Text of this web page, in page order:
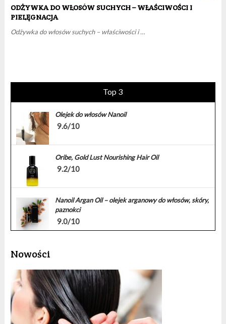
ODŻYWKA DO WŁOSÓW SUCHYCH – WŁAŚCIWOŚCI I
PIELĘGNACJA
Odżywka do włosów suchych – właściwości i …
Top 3
Olejek do włosów Nanoil
9.6/10
Oribe, Gold Lust Nourishing Hair Oil
9.2/10
Nanoil Argan Oil – olejek arganowy do włosów, skóry,
paznokci
9.0/10
Nowości